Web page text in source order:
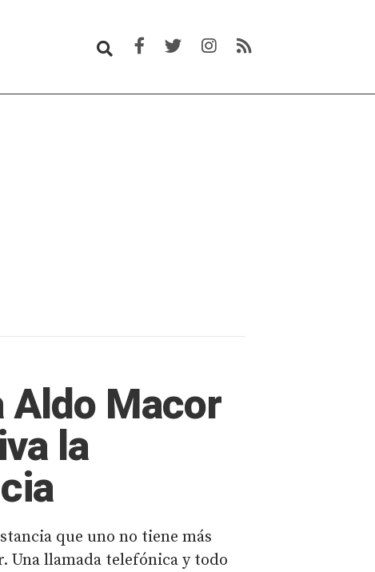
Aldo Macor
la
que uno no tiene más
Una llamada telefónica y todo